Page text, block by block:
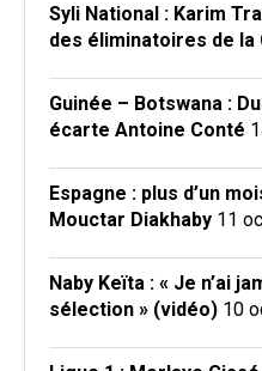
Syli National : Karim
des éliminatoires de la
Guinée – Botswana :
écarte Antoine Conté
Espagne : plus d’un
Mouctar Diakhaby 11
Naby Keïta : « Je n’ai
sélection » (vidéo) 10